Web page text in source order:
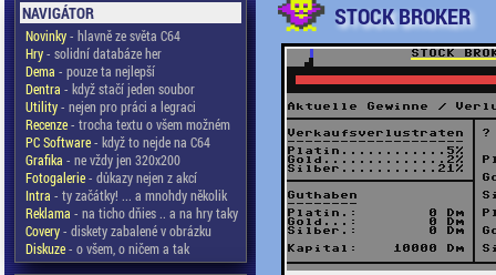
NAVIGÁTOR
Novinky- hlavně ze světa C64
Hry- solidní databáze her
Dema - pouze ta nejlepší
Dentra - když stačí jeden soubor
Utility- nejen pro práci a legraci
Recenze- trocha textu o všem možném
PC Software- když to nejde na C64
Grafika - ne vždy jen 320x200
Fotogalerie- důkazy nejen z akcí
Intra - ty začátky! ... a mnohdy několik
Reklama - na ticho dňies .. a na hry taky
Covery- diskety zabalené v obrázku
Diskuze- o všem, o ničem a tak
STOCK BROKER